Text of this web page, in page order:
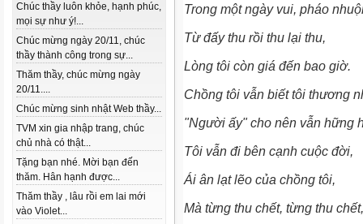
Chúc thầy luôn khỏe, hạnh phúc,
mọi sự như ý!...
Chúc mừng ngày 20/11, chúc
thầy thành công trong sự...
Thăm thầy, chúc mừng ngày
20/11....
Chúc mừng sinh nhật Web thầy...
TVM xin gia nhập trang, chúc
chủ nhà có thật...
Tặng bạn nhé. Mời bạn đến
thăm. Hân hạnh được...
Thăm thầy , lâu rồi em lai mới
vào Violet...
Trong một ngày vui, pháo
Từ đấy thu rồi thu lại thu,
Lòng tôi còn giá đến bao giờ.
Chồng tôi vẫn biết tôi thương
"Người ấy" cho nên vẫn hững
Tôi vẫn đi bên cạnh cuộc đời,
Ái ân lạt lẽo của chồng tôi,
Mà từng thu chết, từng thu